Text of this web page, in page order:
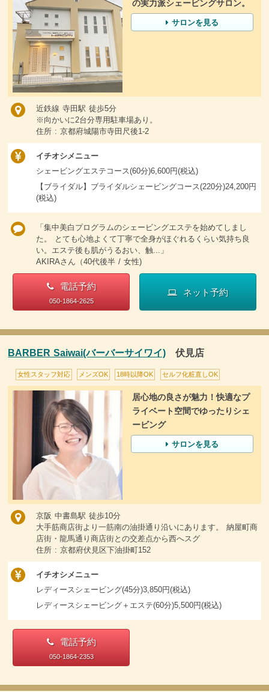
の実力派シェービングサロン。
サロンを見る
近鉄線 寺田駅 徒歩5分
※向かいに2台分専用駐車場あり。
住所 : 京都府城陽市寺田尺後1-2
イチオシメニュー
シェービングエステコース(60分)6,600円(税込)
【ブライダル】ブライダルシェービングコース(220分)24,200円
(税込)
「集中美白プログラムのシェービングエステを始めてしまし
た。 とても心地よくて丁寧で全身がほぐれるくらい気持ち良
い。エステ後も肌がうるおい、触...」
AKIRAさん（40代後半 / 女性)
電話予約
050-1864-2625
ネット予約
BARBER Saiwai(バーバーサイワイ) 伏見店
女性スタッフ対応 メンズOK 18時以降OK セルフ化粧直しOK
居心地の良さが魅力！快適なプ
ライベート空間でゆったりシェ
ービング
サロンを見る
京阪 中書島駅 徒歩10分
大手筋商店街より一筋南の油掛通り沿いにあります。 納屋町商
店街・龍馬通り商店街との交差点から西へスグ
住所 : 京都府伏見区下油掛町152
イチオシメニュー
レディースシェービング(45分)3,850円(税込)
レディースシェービング＋エステ(60分)5,500円(税込)
電話予約
050-1864-2353